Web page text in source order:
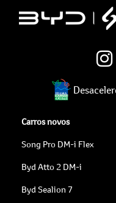
Carros novos
Song Pro DM-i Flex
Byd Atto 2 DM-i
Byd Sealion 7